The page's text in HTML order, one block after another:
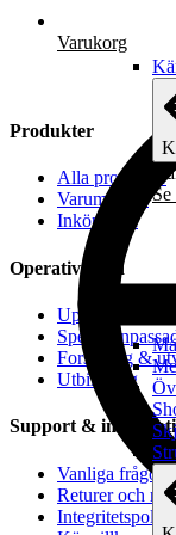
Varukorg
Produkter
Alla produkter
Varumärken
Inköpslista
Operativt stöd
Upphandling
Forskning &
Utbildning
Support &
Vanliga frågor
Returer och
Integritetspolicy